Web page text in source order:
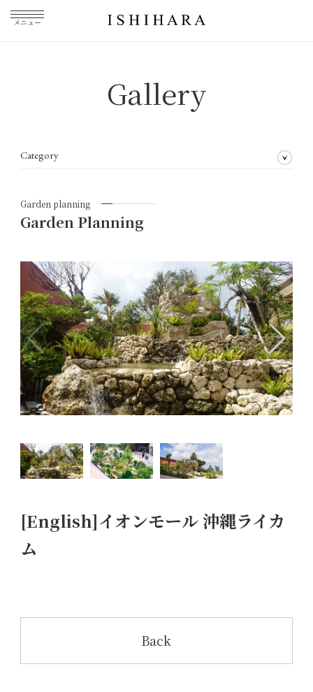
メニュー
Gallery
Category
Garden planning
Garden Planning
[English]イオンモール 沖縄ライカ
ム
Back